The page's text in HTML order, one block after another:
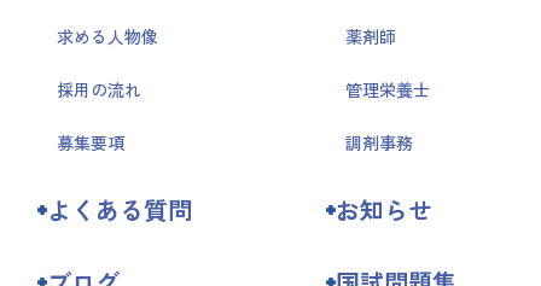
求める人物像
採用の流れ
募集要項
薬剤師
管理栄養士
調剤事務
よくある質問 お知らせ